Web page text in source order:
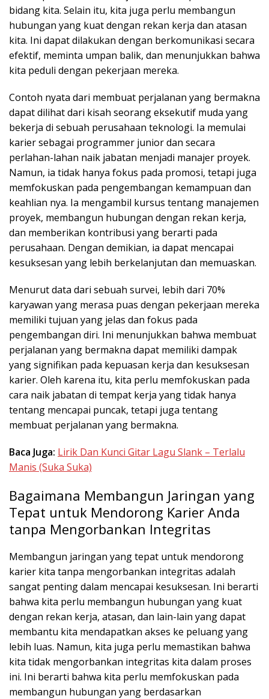
bidang kita. Selain itu, kita juga perlu membangun
hubungan yang kuat dengan rekan kerja dan atasan
kita. Ini dapat dilakukan dengan berkomunikasi secara
efektif, meminta umpan balik, dan menunjukkan bahwa
kita peduli dengan pekerjaan mereka.
Contoh nyata dari membuat perjalanan yang bermakna
dapat dilihat dari kisah seorang eksekutif muda yang
bekerja di sebuah perusahaan teknologi. Ia memulai
karier sebagai programmer junior dan secara
perlahan-lahan naik jabatan menjadi manajer proyek.
Namun, ia tidak hanya fokus pada promosi, tetapi juga
memfokuskan pada pengembangan kemampuan dan
keahlian nya. Ia mengambil kursus tentang manajemen
proyek, membangun hubungan dengan rekan kerja,
dan memberikan kontribusi yang berarti pada
perusahaan. Dengan demikian, ia dapat mencapai
kesuksesan yang lebih berkelanjutan dan memuaskan.
Menurut data dari sebuah survei, lebih dari 70%
karyawan yang merasa puas dengan pekerjaan mereka
memiliki tujuan yang jelas dan fokus pada
pengembangan diri. Ini menunjukkan bahwa membuat
perjalanan yang bermakna dapat memiliki dampak
yang signifikan pada kepuasan kerja dan kesuksesan
karier. Oleh karena itu, kita perlu memfokuskan pada
cara naik jabatan di tempat kerja yang tidak hanya
tentang mencapai puncak, tetapi juga tentang
membuat perjalanan yang bermakna.
Baca Juga: Lirik Dan Kunci Gitar Lagu Slank – Terlalu
Manis (Suka Suka)
Bagaimana Membangun Jaringan yang
Tepat untuk Mendorong Karier Anda
tanpa Mengorbankan Integritas
Membangun jaringan yang tepat untuk mendorong
karier kita tanpa mengorbankan integritas adalah
sangat penting dalam mencapai kesuksesan. Ini berarti
bahwa kita perlu membangun hubungan yang kuat
dengan rekan kerja, atasan, dan lain-lain yang dapat
membantu kita mendapatkan akses ke peluang yang
lebih luas. Namun, kita juga perlu memastikan bahwa
kita tidak mengorbankan integritas kita dalam proses
ini. Ini berarti bahwa kita perlu memfokuskan pada
membangun hubungan yang berdasarkan